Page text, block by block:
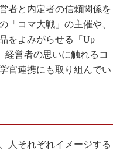
者と内定者の信頼関係を
「コマ大戦」の主催や、
をよみがらせる「Up
経営者の思いに触れるコ
官連携にも取り組んでい
人それぞれイメージする